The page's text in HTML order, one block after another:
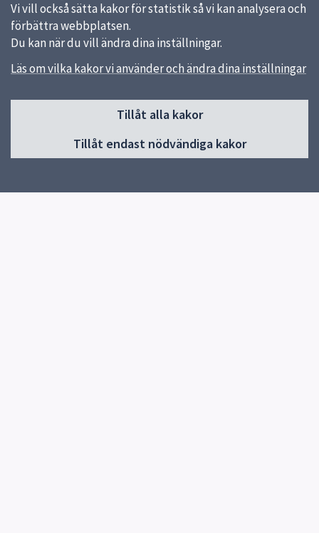
Vi vill också sätta kakor för statistik så vi kan analysera och
förbättra webbplatsen.
Du kan när du vill ändra dina inställningar.
Läs om vilka kakor vi använder och ändra dina inställningar
Tillåt alla kakor
Tillåt endast nödvändiga kakor
Sidfot
Om Pedagog Uppsala